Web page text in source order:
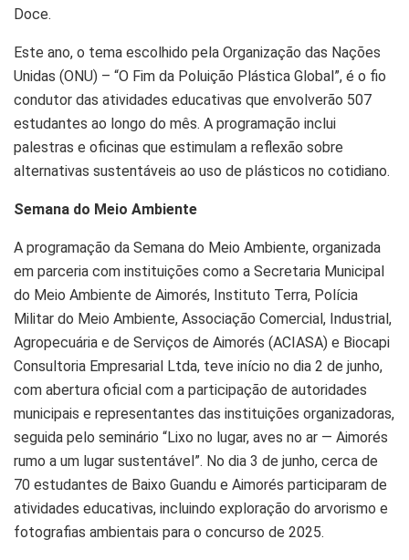
Doce.
Este ano, o tema escolhido pela Organização das Nações
Unidas (ONU) – “O Fim da Poluição Plástica Global”, é o fio
condutor das atividades educativas que envolverão 507
estudantes ao longo do mês. A programação inclui
palestras e oficinas que estimulam a reflexão sobre
alternativas sustentáveis ao uso de plásticos no cotidiano.
Semana do Meio Ambiente
A programação da Semana do Meio Ambiente, organizada
em parceria com instituições como a Secretaria Municipal
do Meio Ambiente de Aimorés, Instituto Terra, Polícia
Militar do Meio Ambiente, Associação Comercial, Industrial,
Agropecuária e de Serviços de Aimorés (ACIASA) e Biocapi
Consultoria Empresarial Ltda, teve início no dia 2 de junho,
com abertura oficial com a participação de autoridades
municipais e representantes das instituições organizadoras,
seguida pelo seminário “Lixo no lugar, aves no ar — Aimorés
rumo a um lugar sustentável”. No dia 3 de junho, cerca de
70 estudantes de Baixo Guandu e Aimorés participaram de
atividades educativas, incluindo exploração do arvorismo e
fotografias ambientais para o concurso de 2025.